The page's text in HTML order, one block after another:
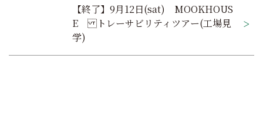
ー
【終了】9月12日(sat) MOOKHOUS
E トレーサビリティツアー(工場見
学)